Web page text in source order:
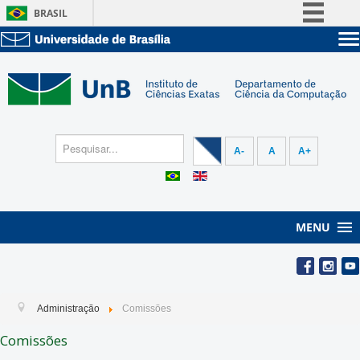
BRASIL
Participe
Legislação
Canais
Unidades acadêmicas
Estude na UnB
Administração
A- A A+
MENU
Administração Comissões
Comissões